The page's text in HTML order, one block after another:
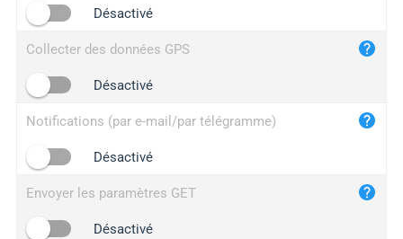
iplogger.infoDésactivé
Collecter des données GPS
Désactivé
Notifications (par e-mail/par télégramme)
Désactivé
Envoyer les paramètres GET
Désactivé